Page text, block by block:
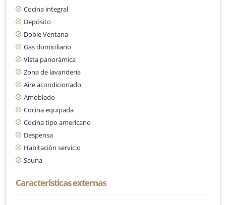
Cocina integral
Depósito
Doble Ventana
Gas domiciliario
Vista panorámica
Zona de lavandería
Aire acondicionado
Amoblado
Cocina equipada
Cocina tipo americano
Despensa
Habitación servicio
Sauna
Características externas